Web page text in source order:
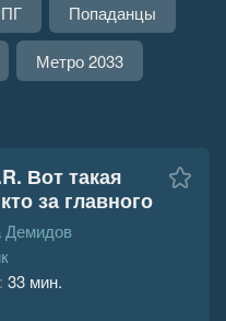
Попаданцы
Метро 2033
Вот такая
за главного
Демидов
33 мин.